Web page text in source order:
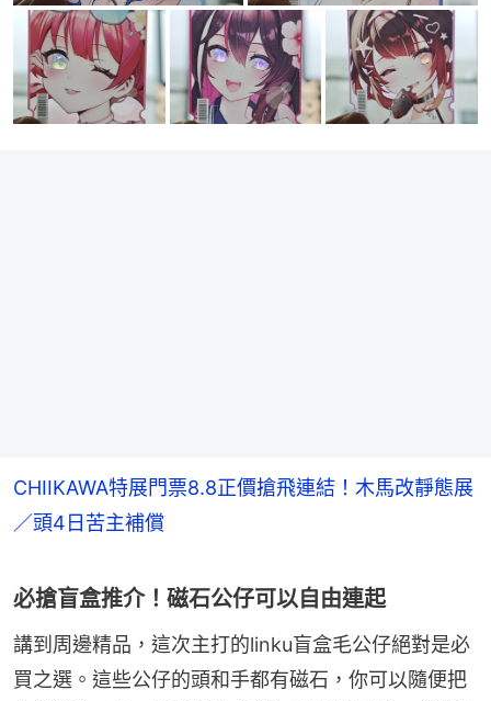
CHIIKAWA特展門票8.8正價搶飛連結！木馬改靜態展
／頭4日苦主補償
必搶盲盒推介！磁石公仔可以自由連起
講到周邊精品，這次主打的linku盲盒毛公仔絕對是必
買之選。這些公仔的頭和手都有磁石，你可以隨便把